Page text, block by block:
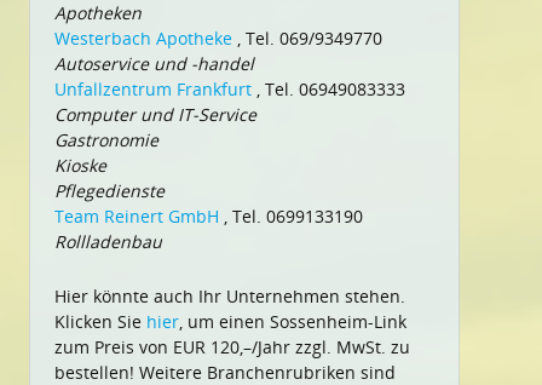
Apotheken
Westerbach Apotheke , Tel. 069/9349770
Autoservice und -handel
Unfallzentrum Frankfurt , Tel. 06949083333
Computer und IT-Service
Gastronomie
Kioske
Pflegedienste
Team Reinert GmbH , Tel. 0699133190
Rollladenbau
Hier könnte auch Ihr Unternehmen stehen.
Klicken Sie hier, um einen Sossenheim-Link
zum Preis von EUR 120,–/Jahr zzgl. MwSt. zu
bestellen! Weitere Branchenrubriken sind